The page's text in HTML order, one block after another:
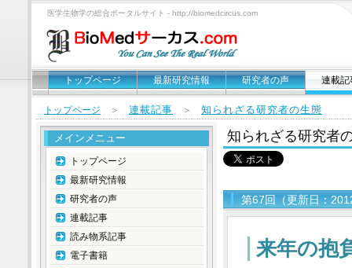
医学生物学の総合ポータルサイト - http://biomedcircus.com
トップページ 最新研究情報 研究者の声 連載記
トップページ ＞ 連載記事 ＞ 知られざる研究者の生態
知られざる研究者
第67回（更新日：
来年の抱
メインメニュー
トップページ
最新研究情報
研究者の声
連載記事
読み物系記事
電子書籍